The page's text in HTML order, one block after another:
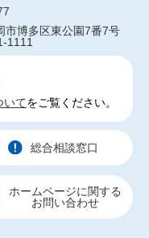
市博多区東公園7番7号
1111
いてをご覧ください。
総合相談窓口
ホームページに関する
お問い合わせ